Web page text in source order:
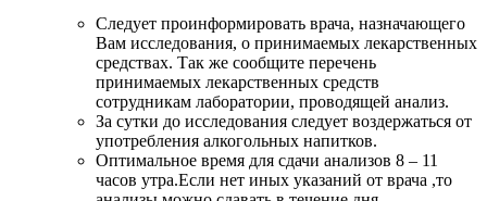
Следует проинформировать врача, назначающего
Вам исследования, о принимаемых лекарственных
средствах. Так же сообщите перечень
принимаемых лекарственных средств
сотрудникам лаборатории, проводящей анализ.
За сутки до исследования следует воздержаться от
употребления алкогольных напитков.
Оптимальное время для сдачи анализов 8 – 11
часов утра.Если нет иных указаний от врача ,то